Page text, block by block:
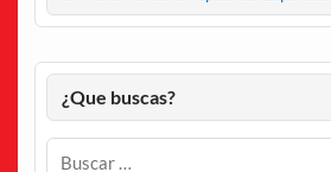
¿Que buscas?